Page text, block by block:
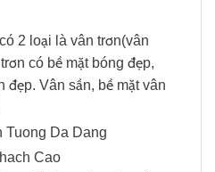
2 loại là vân trơn(vân
có bề mặt bóng đẹp,
đẹp. Vân sần, bề mặt vân